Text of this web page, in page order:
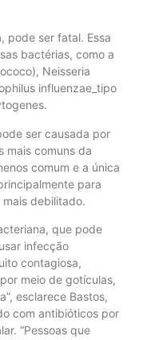
pode ser fatal. Essa
bactérias, como a
Neisseria
influenzae_tipo
ser causada por
mais comuns da
comum e a única
para
debilitado.
que pode
infecção
contagiosa,
meio de gotículas,
esclarece Bastos,
com antibióticos por
“Pessoas que